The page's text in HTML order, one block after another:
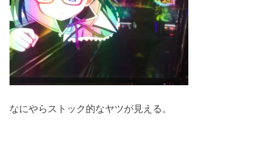
なにやらストック的なヤツが見える。